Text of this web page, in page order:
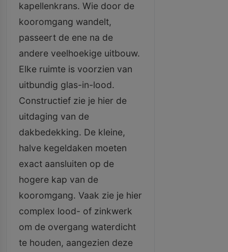
kapellenkrans. Wie door de
kooromgang wandelt,
passeert de ene na de
andere veelhoekige uitbouw.
Elke ruimte is voorzien van
uitbundig glas-in-lood.
Constructief zie je hier de
uitdaging van de
dakbedekking. De kleine,
halve kegeldaken moeten
exact aansluiten op de
hogere kap van de
kooromgang. Vaak zie je hier
complex lood- of zinkwerk
om de overgang waterdicht
te houden, aangezien deze